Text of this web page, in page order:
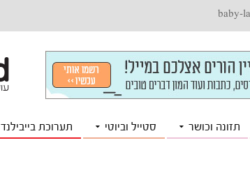
תזונה וכושר סטייל וביוטי תערוכת בייבילנד